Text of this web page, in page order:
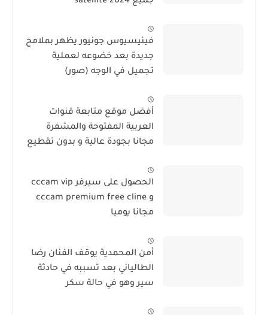
فينيسيوس جونيور يظهر بملامح
جديدة بعد خضوعه لعملية
تجميل في الوجه (صور)
أفضل موقع متابعة قنوات
العربية المفتوحة والمشفرة
مجانا بجودة عالية و بدون تقطيع
الحصول على سيرفر cccam vip
و cccam premium free cline
مجانا يوميا
أمن المحمدية يوقف الفنان رضا
الطالياني بعد تسببه في حادثة
سير وهو في حالة سكر